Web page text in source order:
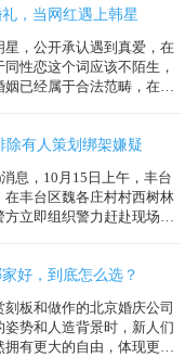
，当网红遇上韩星
，公开承认遇到真爱，在
性恋这个词应该不陌生，
已经属于合法范畴，在北
除有人策划绑架嫌疑
息，10月15日上午，丰台
丰台区魏各庄村村西树林
立即组织警力赶赴现场工
好，到底怎么选？
板和做作的北京婚庆公司
势和人造背景时，新人们
有更大的自由，体现更多